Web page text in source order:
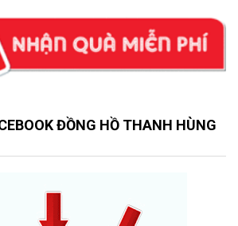
ĐỒNG HỒ THANH HÙNG